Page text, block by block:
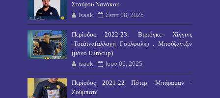
Σταύρου Νανάκου
isaak Σεπτ 08, 2025
Περίοδος 2022-23: Βιριόγκε- Χίγγινς
-Τοεάϊνα(αλλαγή Γούλφολκ) . Μπούζαντζιν
(μόνο Eurocup)
isaak Ιουν 06, 2025
Περίοδος 2021-22 Πότερ -Μπάραμαν -
Ζούμπατς